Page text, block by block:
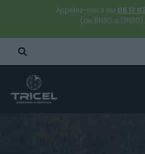
Appelez-nous au 05 17
(de 8h30 à 17h30).